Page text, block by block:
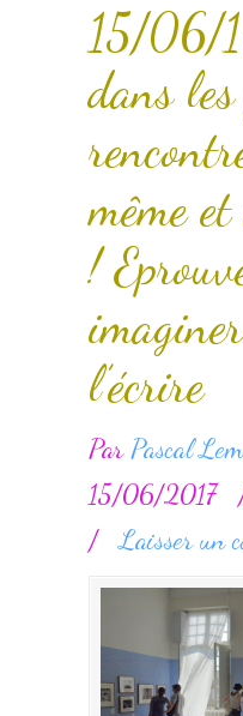
15/06/
dans
même
!
l’écrire
Par Pascal
15/06/2017
/Laisser un